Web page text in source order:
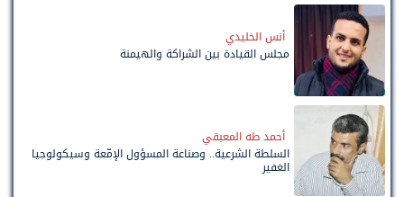
أنس الخليدي
مجلس القيادة بين الشراكة والهيمنة
أحمد طه المعبقي
السلطة الشرعية.. وصناعة المسؤول الإمّعة وسيكولوجيا
الغفير